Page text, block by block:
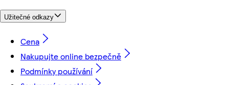
Užitečné odkazy
Cena
Nakupujte online bezpečně
Podmínky používání